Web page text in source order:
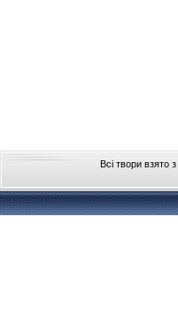
Всі твори взято